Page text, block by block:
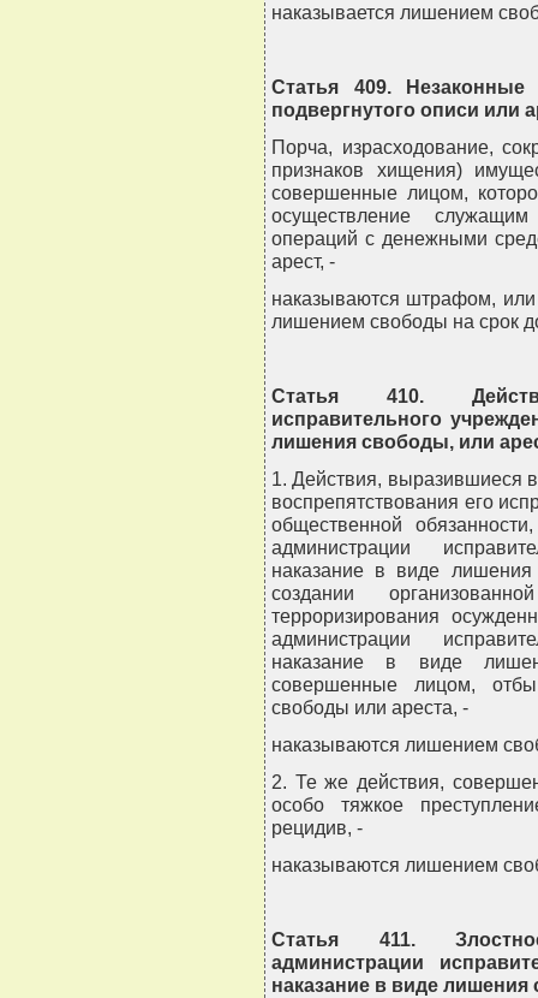
наказывается лишением
Статья 409.
подвергнутого описи или
Порча, израсходование,
признаков хищения)
совершенные лицом,
осуществление
операций с денежными
арест, -
наказываются штрафом,
лишением свободы на срок
Статья 410.
исправительного
лишения свободы, или
1. Действия, выразившиеся
воспрепятствования его
общественной
администрации
наказание в виде
создании
терроризирования
администрации
наказание в виде
совершенные лицом,
свободы или ареста, -
наказываются лишением
2. Те же действия,
особо тяжкое
рецидив, -
наказываются лишением
Статья 411.
администрации
наказание в виде